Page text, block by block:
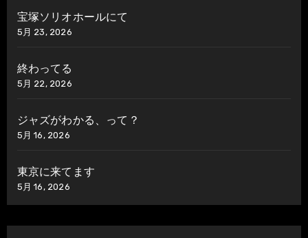
宝塚ソリオホールにて
5月 23, 2026
終わってる
5月 22, 2026
ジャズがわかる、って？
5月 16, 2026
東京に来てます
5月 16, 2026